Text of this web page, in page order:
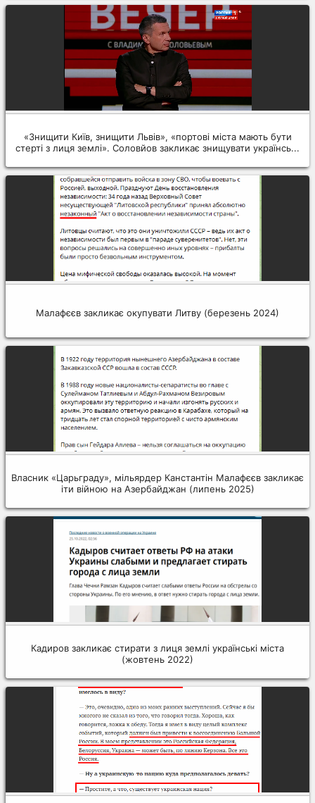
«Знищити Київ, знищити Львів», «портові міста мають бути
стерті з лиця землі». Соловйов закликає знищувати українсь...
Малафєєв закликає окупувати Литву (березень 2024)
Власник «Царьграду», мільярдер Канстантін Малафєєв закликає
іти війною на Азербайджан (липень 2025)
Кадиров закликає стирати з лиця землі українські міста
(жовтень 2022)